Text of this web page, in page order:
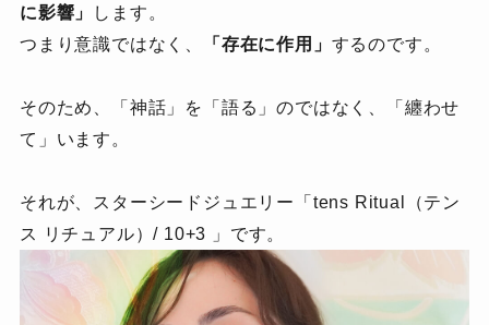
に影響」
します。
つまり意識ではなく、
「存在に作用」 するのです。
そのため、「神話」を「語る」のではなく、「纏わせ
て」います。
それが、スターシードジュエリー「tens Ritual（テン
ス リチュアル）/ 10+3 」です。